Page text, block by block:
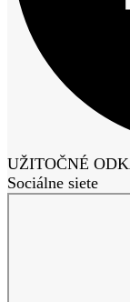
UŽITOČNÉ
Sociálne siete